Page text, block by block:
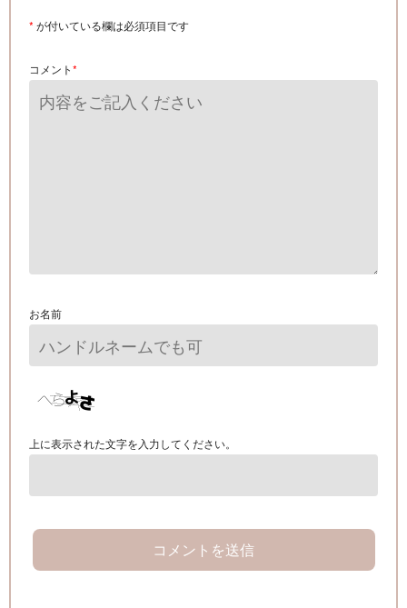
* が付いている欄は必須項目です
コメント*
お名前
上に表示された文字を入力してください。